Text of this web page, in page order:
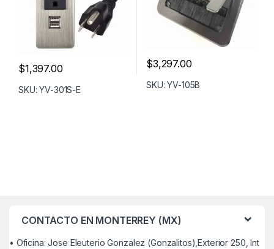
$1,397.00
SKU: YV-301S-E
$3,297.00
SKU: YV-105B
CONTACTO EN MONTERREY (MX)
• Oficina: Jose Eleuterio Gonzalez (Gonzalitos),Exterior 250, Int